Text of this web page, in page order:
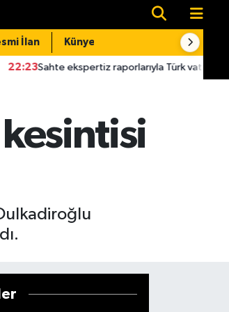
İlan Künye
raporlarıyla Türk vatandaşlığı kazandıran